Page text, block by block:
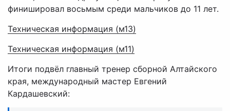
финишировал восьмым среди мальчиков до 11 лет.
Техническая информация (м13)
Техническая информация (м11)
Итоги подвёл главный тренер сборной Алтайского
края, международный мастер Евгений
Кардашевский: